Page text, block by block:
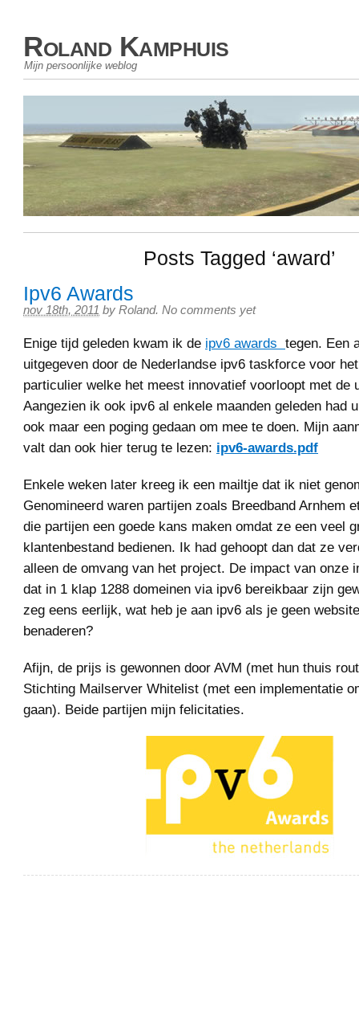
Roland Kamphuis
Mijn persoonlijke weblog
Posts Tagged ‘award’
Ipv6 Awards
nov 18th, 2011 by Roland. No comments yet
Enige tijd geleden kwam ik de ipv6 awards tegen. Een
uitgegeven door de Nederlandse ipv6 taskforce voor
particulier welke het meest innovatief voorloopt met de
Aangezien ik ook ipv6 al enkele maanden geleden had
ook maar een poging gedaan om mee te doen. Mijn
valt dan ook hier terug te lezen: ipv6-awards.pdf
Enkele weken later kreeg ik een mailtje dat ik niet
Genomineerd waren partijen zoals Breedband Arnhem
die partijen een goede kans maken omdat ze een veel
klantenbestand bedienen. Ik had gehoopt dan dat ze
alleen de omvang van het project. De impact van onze
dat in 1 klap 1288 domeinen via ipv6 bereikbaar zijn
zeg eens eerlijk, wat heb je aan ipv6 als je geen
benaderen?
Afijn, de prijs is gewonnen door AVM (met hun thuis
Stichting Mailserver Whitelist (met een implementatie
gaan). Beide partijen mijn felicitaties.